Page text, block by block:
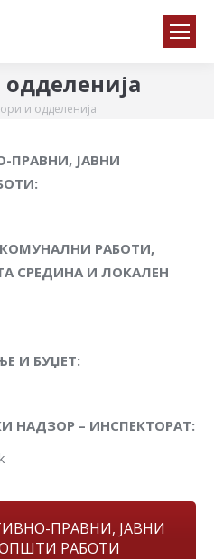
и одделенија
ПРАВНИ, ЈАВНИ
РАБОТИ,
СРЕДИНА И ЛОКАЛЕН
И БУЏЕТ:
НАДЗОР – ИНСПЕКТОРАТ:
ПРАВНИ, ЈАВНИ
РАБОТИ